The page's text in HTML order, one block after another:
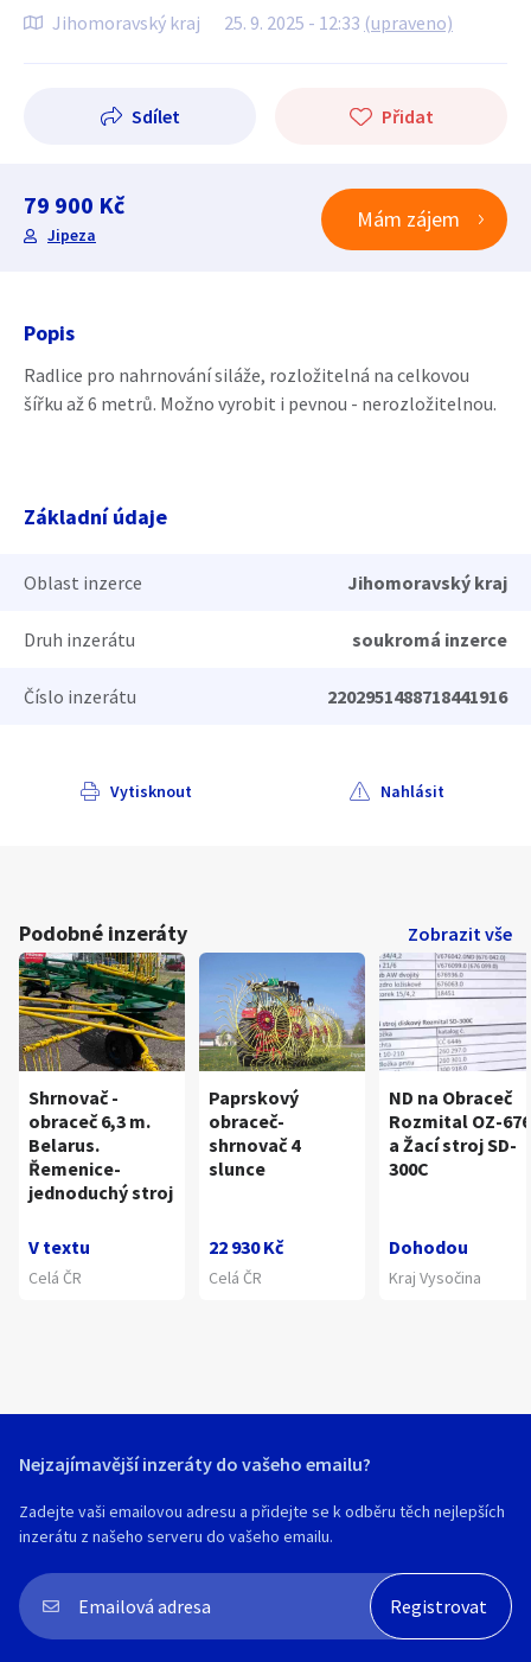
Jihomoravský kraj 25. 9. 2025 - 12:33 (upraveno)
Sdílet Přidat
79 900 Kč
Jipeza
Mám zájem
Popis
Radlice pro nahrnování siláže, rozložitelná na celkovou
šířku až 6 metrů. Možno vyrobit i pevnou - nerozložitelnou.
Základní údaje
Oblast inzerce Jihomoravský kraj
Druh inzerátu soukromá inzerce
Číslo inzerátu 2202951488718441916
Vytisknout Nahlásit
Podobné inzeráty Zobrazit vše
Shrnovač -
obraceč 6,3 m.
Belarus.
Řemenice-
jednoduchý stroj
V textu
Celá ČR
Paprskový
obraceč-
shrnovač 4
slunce
22 930 Kč
Celá ČR
ND na Obraceč
Rozmital OZ-676
a Žací stroj SD-
300C
Dohodou
Kraj Vysočina
Nejzajímavější inzeráty do vašeho emailu?
Zadejte vaši emailovou adresu a přidejte se k odběru těch nejlepších
inzerátu z našeho serveru do vašeho emailu.